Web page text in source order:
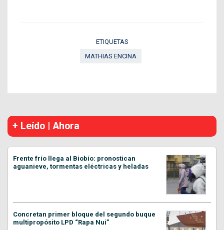
ETIQUETAS
MATHIAS ENCINA
+ Leído | Ahora
Frente frío llega al Biobío: pronostican
aguanieve, tormentas eléctricas y heladas
Concretan primer bloque del segundo buque
multipropósito LPD “Rapa Nui”